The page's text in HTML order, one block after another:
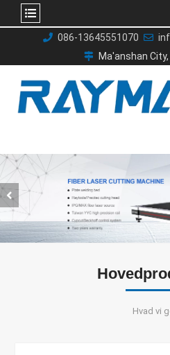
086-13645551070
Ma'anshan City,
Hvad vi